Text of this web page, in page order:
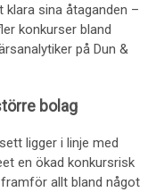
sina åtaganden –
konkurser bland
på Dun &
bolag
ligger i linje med
en ökad konkursrisk
allt bland något